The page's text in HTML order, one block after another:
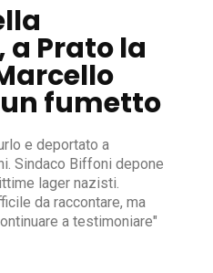
a Prato la
fumetto
e deportato a
Sindaco Biffoni depone
lager nazisti.
da raccontare, ma
dovere di continuare a testimoniare"